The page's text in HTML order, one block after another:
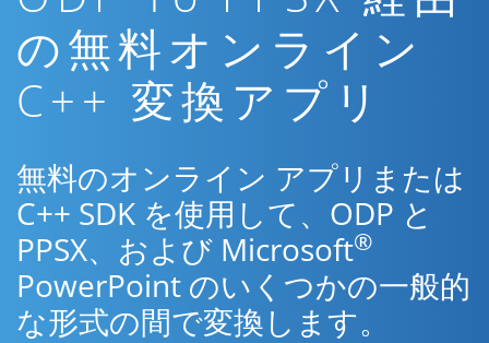
の無料オンライン
C++ 変換アプリ
無料のオンライン アプリまたは
C++ SDK を使用して、ODP と
PPSX、および Microsoft®
PowerPoint のいくつかの一般的
な形式の間で変換します。